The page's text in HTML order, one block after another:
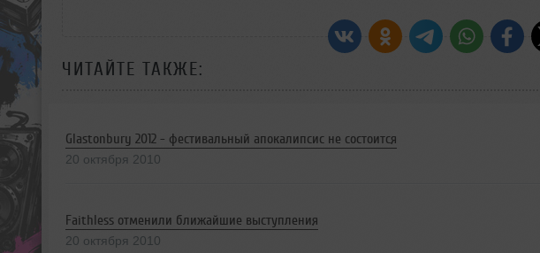
ЧИТАЙТЕ ТАКЖЕ:
Glastonbury 2012 - фестивальный апокалипсис не состоится
20 октября 2010
Faithless отменили ближайшие выступления
20 октября 2010